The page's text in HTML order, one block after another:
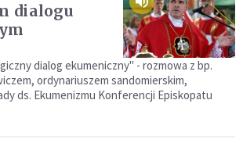
dialogu
dialog ekumeniczny" - rozmowa z bp.
ordynariuszem sandomierskim,
ds. Ekumenizmu Konferencji Episkopatu